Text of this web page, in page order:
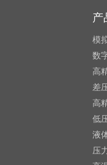
产
模
数
高
差
高
低
液
压